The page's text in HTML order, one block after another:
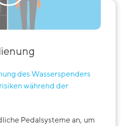
des Wasserspenders
während der
Pedalsysteme an, um